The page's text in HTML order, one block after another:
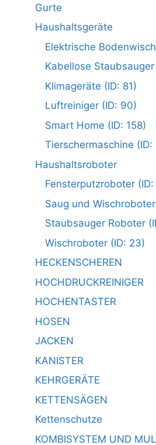
Gurte
Haushaltsgeräte
Elektrische
Kabellose Staubsauger
Klimageräte (ID: 81)
Luftreiniger (ID: 90)
Smart Home (ID: 158)
Tierschermaschine (ID:
Haushaltsroboter
Fensterputzroboter (ID:
Saug und
Staubsauger Roboter
Wischroboter (ID: 23)
HECKENSCHEREN
HOCHDRUCKREINIGER
HOCHENTASTER
HOSEN
JACKEN
KANISTER
KEHRGERÄTE
KETTENSÄGEN
Kettenschutze
KOMBISYSTEM UND